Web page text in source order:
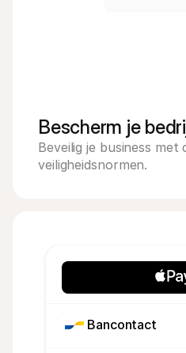
Bescherm je
Beveilig je business met
veiligheidsnormen.
Bancontact